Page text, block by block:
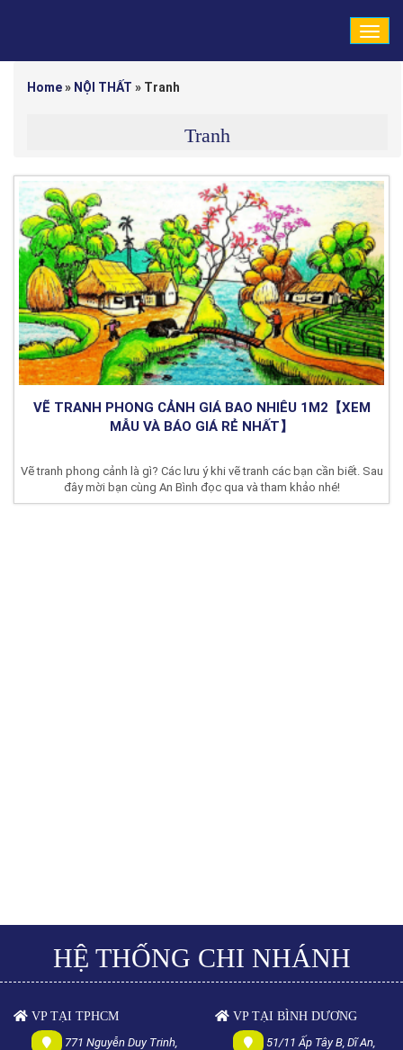
Home» NỘI THẤT » Tranh
Tranh
VẼ TRANH PHONG CẢNH GIÁ BAO NHIÊU 1M2【XEM
MẪU VÀ BÁO GIÁ RẺ NHẤT】
Vẽ tranh phong cảnh là gì? Các lưu ý khi vẽ tranh các bạn cần biết. Sau
đây mời bạn cùng An Bình đọc qua và tham khảo nhé!
HỆ THỐNG CHI NHÁNH
VP TẠI TPHCM
771 Nguyễn Duy Trinh,
VP TẠI BÌNH DƯƠNG
51/11 Ấp Tây B, Dĩ An,